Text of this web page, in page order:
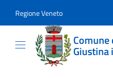
Regione Veneto
Comune
Giustina